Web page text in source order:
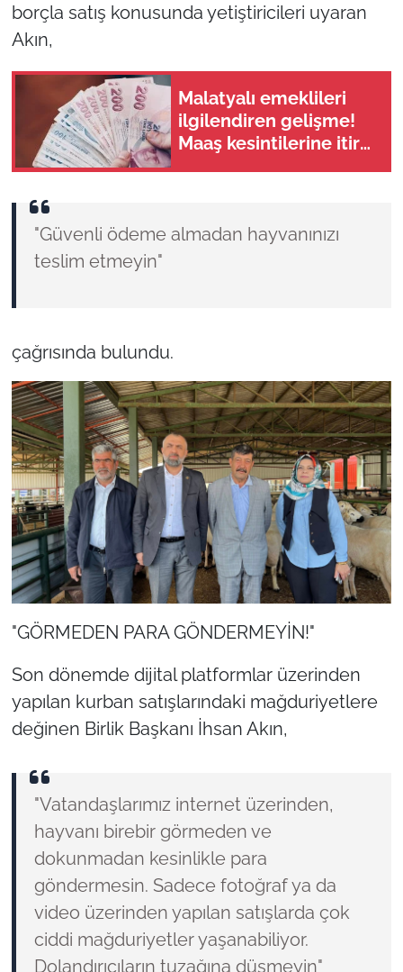
borçla satış konusunda yetiştiricileri uyaran
Akın,
Malatyalı emeklileri
ilgilendiren gelişme!
Maaş kesintilerine itiraz
"Güvenli ödeme almadan hayvanınızı
teslim etmeyin"
çağrısında bulundu.
"GÖRMEDEN PARA GÖNDERMEYİN!"
Son dönemde dijital platformlar üzerinden
yapılan kurban satışlarındaki mağduriyetlere
değinen Birlik Başkanı İhsan Akın,
"Vatandaşlarımız internet üzerinden,
hayvanı birebir görmeden ve
dokunmadan kesinlikle para
göndermesin. Sadece fotoğraf ya da
video üzerinden yapılan satışlarda çok
ciddi mağduriyetler yaşanabiliyor.
Dolandırıcıların tuzağına düşmeyin"